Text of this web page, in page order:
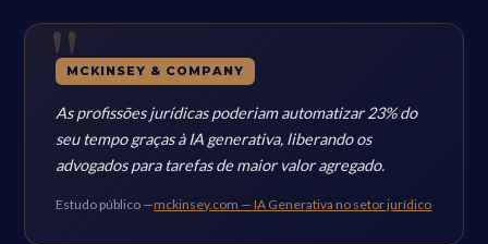
MCKINSEY & COMPANY
As profissões jurídicas poderiam automatizar 23% do
seu tempo graças à IA generativa, liberando os
advogados para tarefas de maior valor agregado.
Estudo público —mckinsey.com — IA Generativa no setor jurídico